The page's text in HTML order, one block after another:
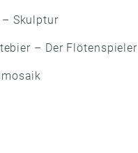
Skulptur
– Der Flötenspieler